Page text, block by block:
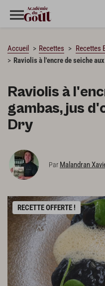
Accueil Recettes Recettes
Raviolis à l'encre de seiche
Raviolis à
gambas, jus
Dry
Par Malandran
RECETTE OFFERTE !
CHARGEMENT…